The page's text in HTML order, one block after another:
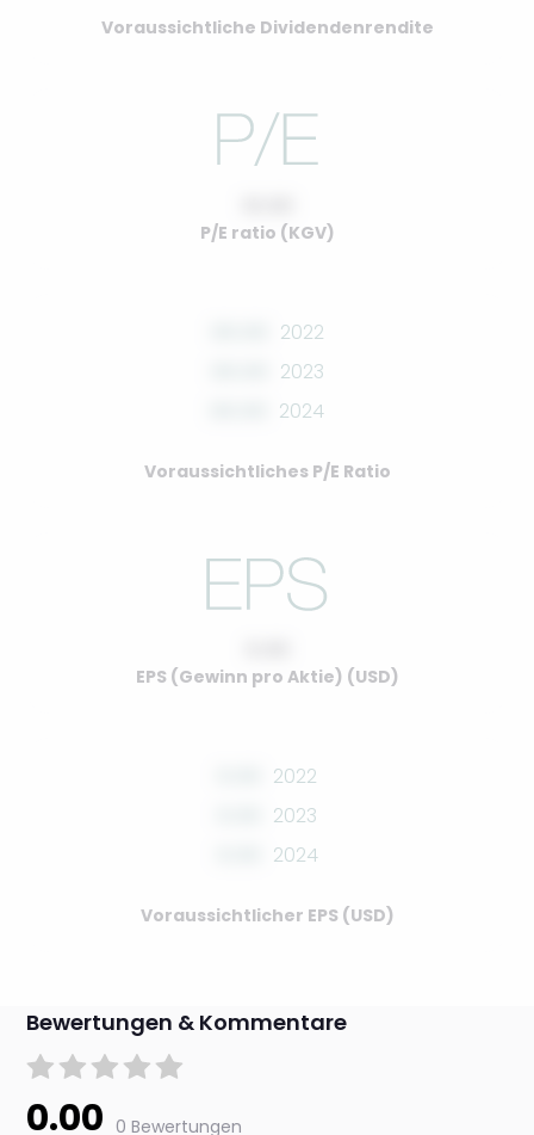
Voraussichtliche Dividendenrendite
P/E ratio (KGV)
2022
2023
2024
Voraussichtliches P/E Ratio
EPS (Gewinn pro Aktie) (USD)
2022
2023
2024
Voraussichtlicher EPS (USD)
Bewertungen & Kommentare
0.00 0 Bewertungen